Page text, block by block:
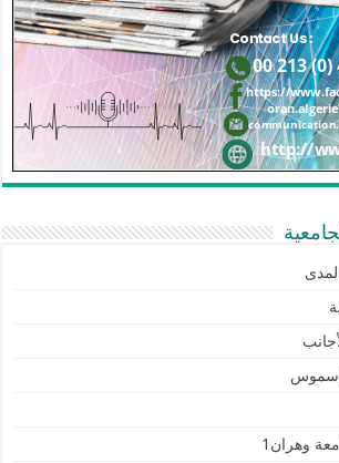
وهران1